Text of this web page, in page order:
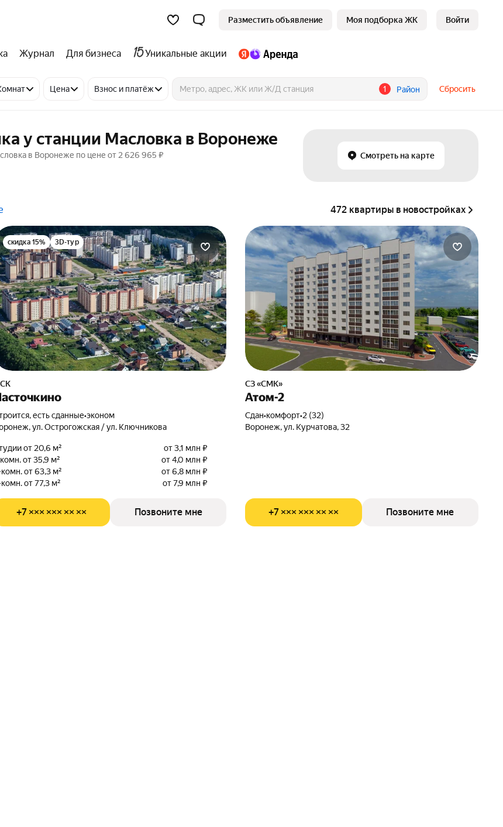
Разместить объявление Моя подборка ЖК Войти
Журнал Для бизнеса Уникальные акции
Цена Взнос и платёж 1 Район Сбросить
у станции Масловка в Воронеже
в Воронеже по цене от 2 626 965 ₽ Смотреть на карте
472 квартиры в новостройках
скидка 15% 3D-тур
ДСК
есть сданные•эконом
ул. Острогожская / ул. Ключникова
от 20,6 м²
от 3,1 млн ₽
от 35,9 м²
от 4,0 млн ₽
от 63,3 м²
от 6,8 млн ₽
от 77,3 м²
от 7,9 млн ₽
+7 ××× ××× ×× ×× Позвоните мне
СЗ «СМК»
Атом-2
Сдан•комфорт•2 (32)
Воронеж, ул. Курчатова, 32
+7 ××× ××× ×× ×× Позвоните мне